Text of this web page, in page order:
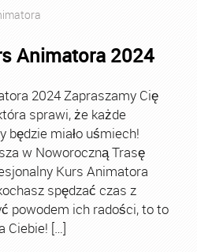
Animatora 2024
2024 Zapraszamy Cię
sprawi, że każde
będzie miało uśmiech!
w Noworoczną Trasę
Kurs Animatora
spędzać czas z
powodem ich radości, to to
Ciebie! […]